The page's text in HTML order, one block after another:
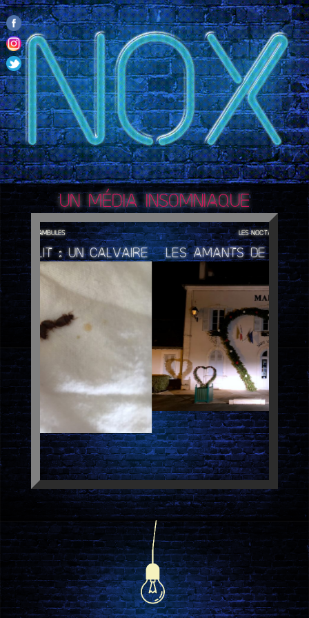
Skip
to
content
Un média insomniaque
Les noctambules
Les amants de Saint-Valentin